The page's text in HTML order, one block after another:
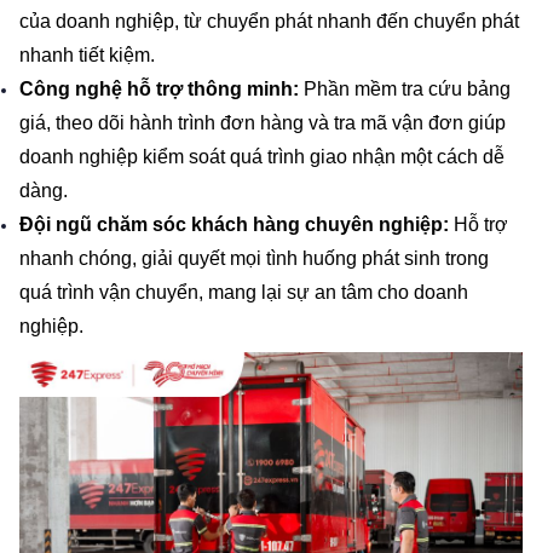
của doanh nghiệp, từ chuyển phát nhanh đến chuyển phát
nhanh tiết kiệm.
Công nghệ hỗ trợ thông minh: Phần mềm tra cứu bảng
giá, theo dõi hành trình đơn hàng và tra mã vận đơn giúp
doanh nghiệp kiểm soát quá trình giao nhận một cách dễ
dàng.
Đội ngũ chăm sóc khách hàng chuyên nghiệp: Hỗ trợ
nhanh chóng, giải quyết mọi tình huống phát sinh trong
quá trình vận chuyển, mang lại sự an tâm cho doanh
nghiệp.